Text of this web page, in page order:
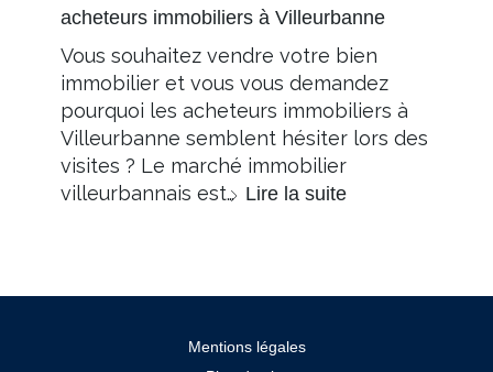
acheteurs immobiliers à Villeurbanne
Vous souhaitez vendre votre bien
immobilier et vous vous demandez
pourquoi les acheteurs immobiliers à
Villeurbanne semblent hésiter lors des
visites ? Le marché immobilier
villeurbannais est… Lire la suite
Mentions légales